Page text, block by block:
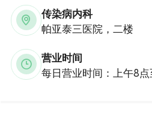
传染病内科
帕亚泰三医院，二楼
营业时间
每日营业时间：上午8点